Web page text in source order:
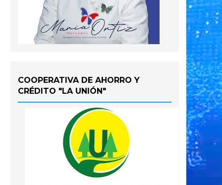
COOPERATIVA DE AHORRO Y
CRÉDITO "LA UNIÓN"